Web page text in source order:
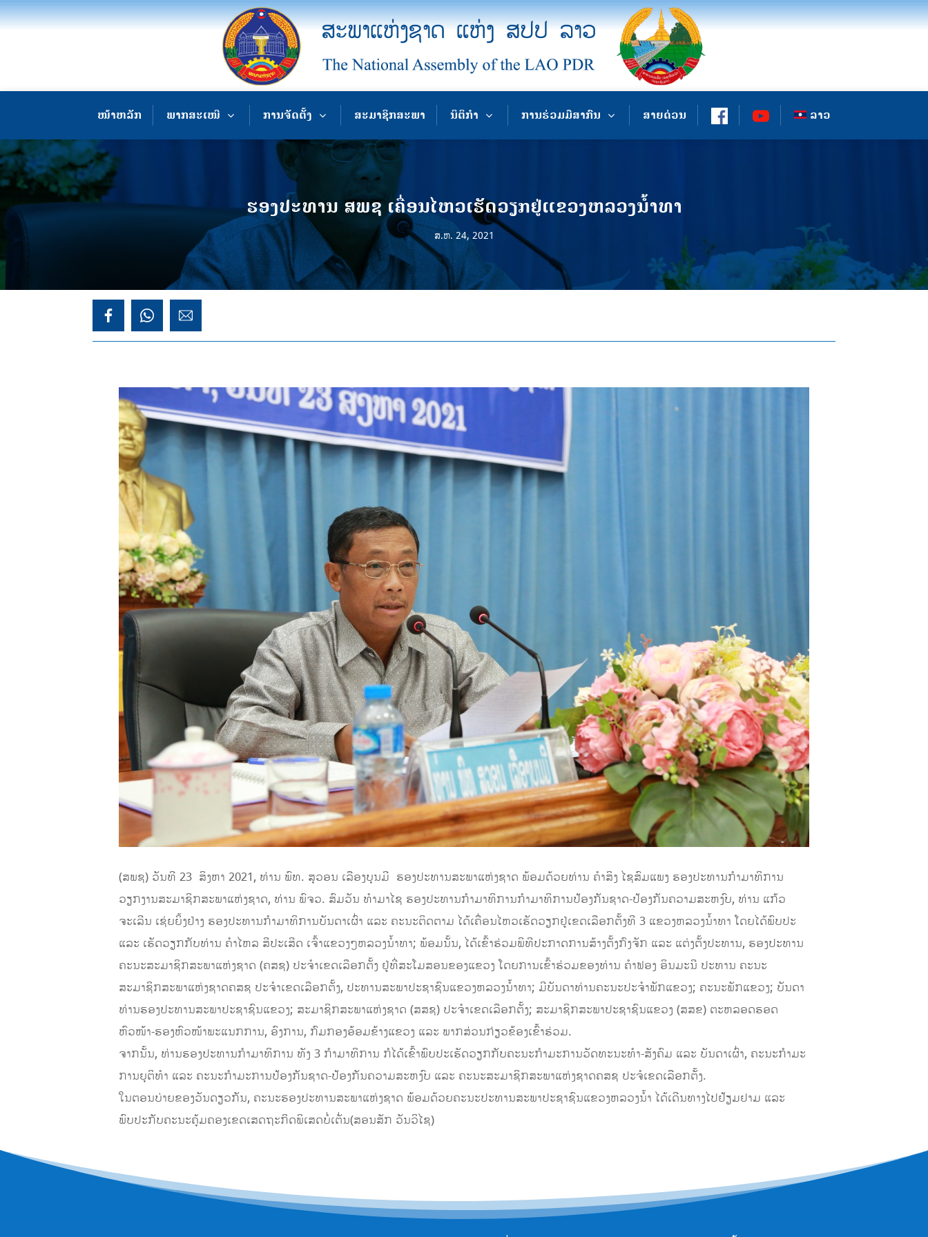
ໜ້າຫລັກ ພາກສະເໜີ ການຈັດຕັ້ງ ສະມາຊິກສະພາ ນິຕິກຳ ການຮ່ວມມືສາກົນ ສາຍດ່ວນ ລາວ
ຮອງປະທານ ສພຊ ເຄື່ອນໄຫວເຮັດວຽກຢູ່ແຂວງຫລວງນໍ້າທາ
ສ.ຫ. 24, 2021
(ສພຊ) ວັນທີ 23 ສິງຫາ 2021, ທ່ານ ພົທ. ສຸວອນ ເລືອງບຸນມີ ຮອງປະທານສະພາແຫ່ງຊາດ ພ້ອມດ້ວຍທ່ານ ຄຳສິງ ໄຊສົມແພງ ຮອງປະທານກຳມາທິການ
ວຽກງານສະມາຊິກສະພາແຫ່ງຊາດ, ທ່ານ ພົຈວ. ສົມວັນ ທໍາມາໄຊ ຮອງປະທານກຳມາທິການກໍາມາທິການປ້ອງກັນຊາດ-ປ້ອງກັນຄວາມສະຫງົບ, ທ່ານ ແກ້ວ
ຈະເລີນ ເຊ່ຍຍິ້ງຢ່າງ ຮອງປະທານກໍາມາທິການບັນດາເຜົ່າ ແລະ ຄະນະຕິດຕາມ ໄດ້ເຄື່ອນໄຫວເຮັດວຽກຢູ່ເຂດເລືອກຕັ້ງທີ 3 ແຂວງຫລວງນໍ້າທາ ໂດຍໄດ້ພົບປະ
ແລະ ເຮັດວຽກກັບທ່ານ ຄໍາໄຫລ ສີປະເສີດ ເຈົ້າແຂວງໆຫລວງນໍ້າທາ; ພ້ອມນັ້ນ, ໄດ້ເຂົ້າຮ່ວມພິທີປະກາດການສ້າງຕັ້ງກົງຈັກ ແລະ ແຕ່ງຕັ້ງປະທານ, ຮອງປະທານ
ຄະນະສະມາຊິກສະພາແຫ່ງຊາດ (ຄສຊ) ປະຈຳເຂດເລືອກຕັ້ງ ຢູ່ທີ່ສະໂມສອນຂອງແຂວງ ໂດຍການເຂົ້າຮ່ວມຂອງທ່ານ ຄໍາຟອງ ອິນມະນີ ປະທານ ຄະນະ
ສະມາຊິກສະພາແຫ່ງຊາດຄສຊ ປະຈຳເຂດເລືອກຕັ້ງ, ປະທານສະພາປະຊາຊົນແຂວງຫລວງນໍ້າທາ; ມີບັນດາທ່ານຄະນະປະຈຳພັກແຂວງ; ຄະນະພັກແຂວງ; ບັນດາ
ທ່ານຮອງປະທານສະພາປະຊາຊົນແຂວງ; ສະມາຊິກສະພາແຫ່ງຊາດ (ສສຊ) ປະຈຳເຂດເລືອກຕັ້ງ; ສະມາຊິກສະພາປະຊາຊົນແຂວງ (ສສຂ) ຕະຫລອດຮອດ
ຫົວໜ້າ-ຮອງຫົວໜ້າພະແນກການ, ອົງການ, ກົມກອງອ້ອມຂ້າງແຂວງ ແລະ ພາກສ່ວນກ່ຽວຂ້ອງເຂົ້າຮ່ວມ.
ຈາກນັ້ນ, ທ່ານຮອງປະທານກໍາມາທິການ ທັງ 3 ກຳມາທິການ ກໍໄດ້ເຂົ້າພົບປະເຮັດວຽກກັບຄະນະກໍາມະການວັດທະນະທໍາ-ສັງຄົມ ແລະ ບັນດາເຜົ່າ, ຄະນະກໍາມະ
ການຍຸຕິທໍາ ແລະ ຄະນະກໍາມະການປ້ອງກັນຊາດ-ປ້ອງກັນຄວາມສະຫງົບ ແລະ ຄະນະສະມາຊິກສະພາແຫ່ງຊາດຄສຊ ປະຈໍເຂດເລືອກຕັ້ງ.
ໃນຕອນບ່າຍຂອງວັນດຽວກັນ, ຄະນະຮອງປະທານສະພາແຫ່ງຊາດ ພ້ອມດ້ວຍຄະນະປະທານສະພາປະຊາຊົນແຂວງຫລວງນໍ້າ ໄດ້ເດີນທາງໄປຢ້ຽມຢາມ ແລະ
ພົບປະກັບຄະນະຄຸ້ມຄອງເຂດເສດຖະກິດພິເສດບໍ່ເຕັ່ນ(ສອນສັກ ວັນວິໄຊ)